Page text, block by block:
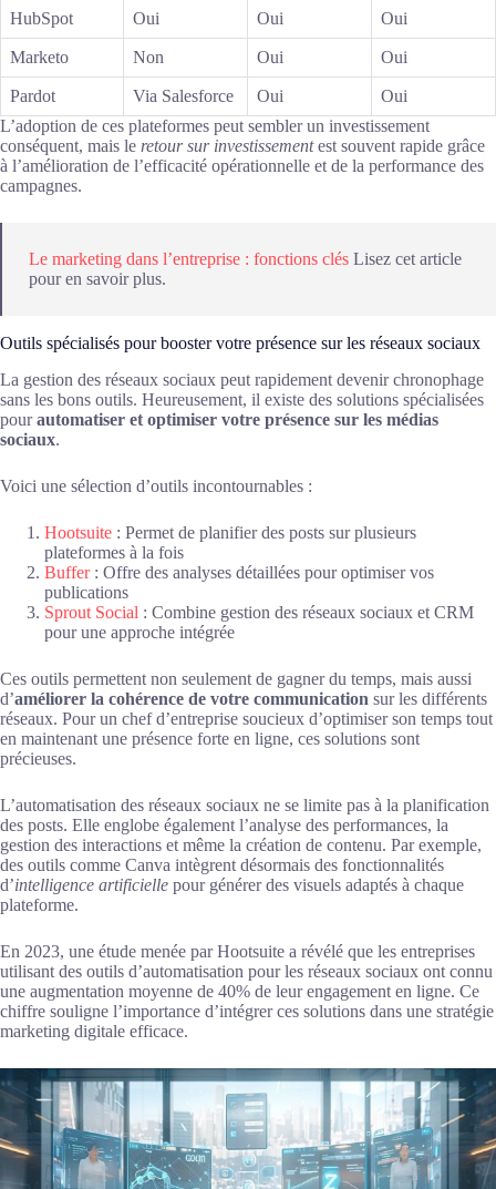
HubSpot Oui Oui Oui
Marketo Non Oui Oui
Pardot Via Salesforce Oui
Oui
L’adoption de ces plateformes peut sembler un investissement
conséquent, mais le retour sur investissementest souvent rapide grâce
à l’amélioration de l’efficacité opérationnelle et de la performance des
campagnes.
Le marketing dans l’entreprise : fonctions clés Lisez cet article
pour en savoir plus.
Outils spécialisés pour booster votre présence sur les réseaux sociaux
La gestion des réseaux sociaux peut rapidement devenir chronophage
sans les bons outils. Heureusement, il existe des solutions spécialisées
pourautomatiser et optimiser votre présence sur les médias
sociaux.
Voici une sélection d’outils incontournables :
Hootsuite : Permet de planifier des posts sur plusieurs
plateformes à la fois
Buffer : Offre des analyses détaillées pour optimiser vos
publications
Sprout Social : Combine gestion des réseaux sociaux et CRM
pour une approche intégrée
Ces outils permettent non seulement de gagner du temps, mais aussi
d’améliorer la cohérence de votre communication sur les différents
réseaux. Pour un chef d’entreprise soucieux d’optimiser son temps tout
en maintenant une présence forte en ligne, ces solutions sont
précieuses.
L’automatisation des réseaux sociaux ne se limite pas à la planification
des posts. Elle englobe également l’analyse des performances, la
gestion des interactions et même la création de contenu. Par exemple,
des outils comme Canva intègrent désormais des fonctionnalités
d’intelligence artificielle pour générer des visuels adaptés à chaque
plateforme.
En 2023, une étude menée par Hootsuite a révélé que les entreprises
utilisant des outils d’automatisation pour les réseaux sociaux ont connu
une augmentation moyenne de 40% de leur engagement en ligne. Ce
chiffre souligne l’importance d’intégrer ces solutions dans une stratégie
marketing digitale efficace.